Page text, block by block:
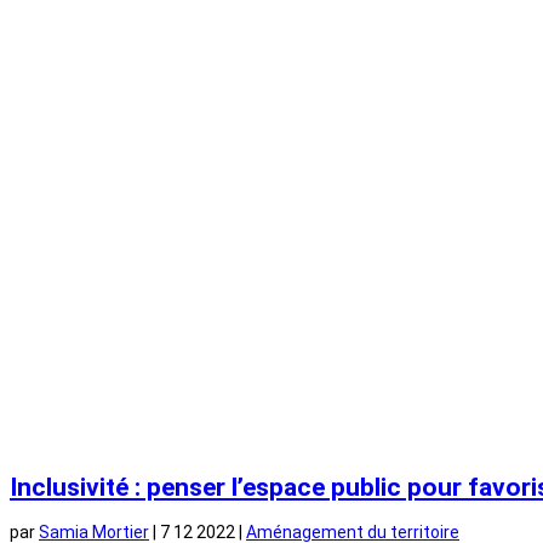
Inclusivité : penser l’espace public pour
parSamia Mortier 7 12 2022 Aménagement du territoire